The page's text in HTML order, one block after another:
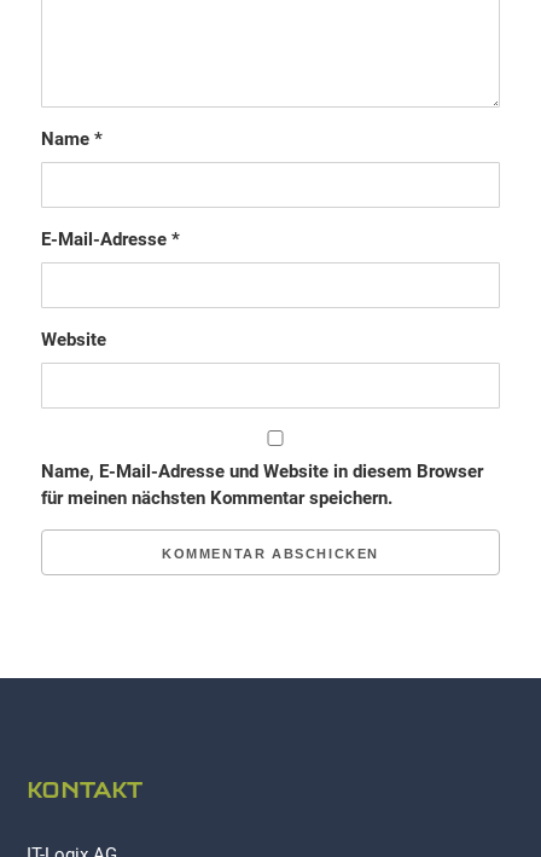
Name *
E-Mail-Adresse *
Website
Name, E-Mail-Adresse und Website in diesem Browser
für meinen nächsten Kommentar speichern.
KONTAKT